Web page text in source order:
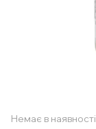
Немає в наявності